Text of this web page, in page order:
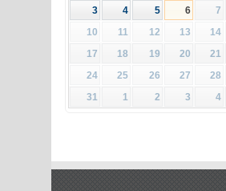
3
4 5 6 7
10
11 12 13 14
17
18 19 20 21
24
25 26 27 28
31
1 2 3 4